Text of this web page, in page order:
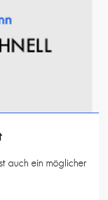
auch ein möglicher